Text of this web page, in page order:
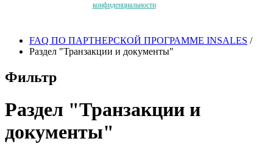
конфиденциальности
FAQ ПО ПАРТНЕРСКОЙ ПРОГРАММЕ INSALES /
Раздел "Транзакции и документы"
Фильтр
Раздел "Транзакции и
документы"